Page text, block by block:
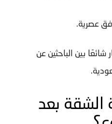
عصرية.
شائعًا بين الباحثين عن
.
الشقة بعد